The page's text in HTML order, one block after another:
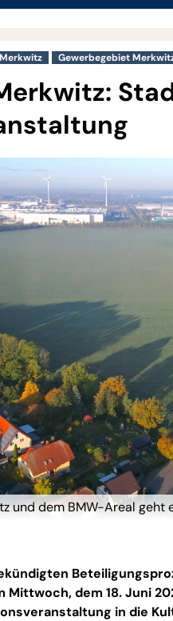
Merkwitz Gewerbegebiet
und dem BMW-Areal geht
dem 18. Juni
in die